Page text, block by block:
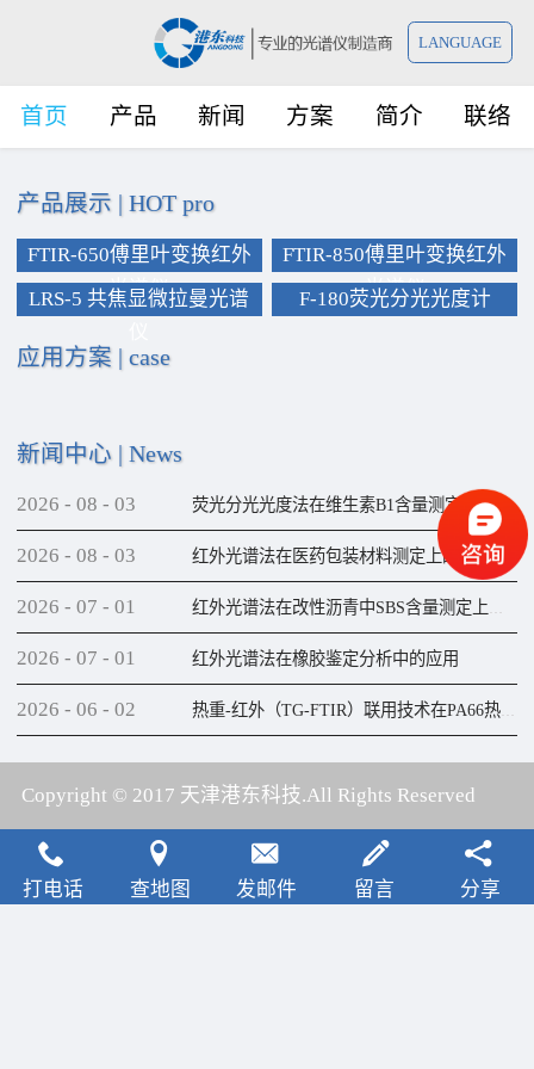
LANGUAGE
首页 产品 新闻 方案 简介 联络
产品展示 HOT pro
FTIR-650傅里叶变换红外
光谱仪
FTIR-850傅里叶变换红外
光谱仪
LRS-5 共焦显微拉曼光谱
F-180荧光分光光度计
应用方案 | case
新闻中心 News
荧光分光光度法在维生素B1含量测定上的应用
2026 - 08 - 03
红外光谱法在医药包装材料测定上的应用
2026 - 08 - 03
红外光谱法在改性沥青中SBS含量测定上的应用
2026 - 07 - 01
红外光谱法在橡胶鉴定分析中的应用
2026 - 07 - 01
热重-红外（TG-FTIR）联用技术在PA66热解研究上的应用
2026 - 06 - 02
Copyright © 2017 天津港东科技.All Rights Reserved
犀牛云提供云计算服务
打电话 查地图 发邮件 留言 分享